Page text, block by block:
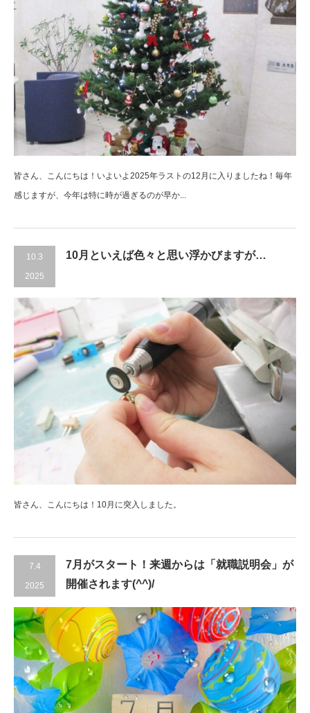
皆さん、こんにちは！いよいよ2025年ラストの12月に入りましたね！毎年
感じますが、今年は特に時が過ぎるのが早か...
10.3
2025
10月といえば色々と思い浮かびますが…
皆さん、こんにちは！10月に突入しました。
7.4
2025
7月がスタート！来週からは「就職説明会」が
開催されます(^^)/